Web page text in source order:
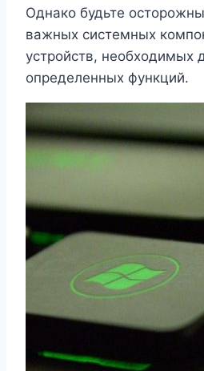
Однако будьте
важных системных
устройств, необходимых
определенных функций.